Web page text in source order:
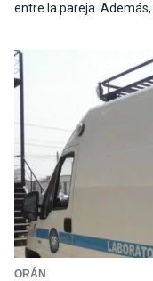
entre la pareja.
ORÁN